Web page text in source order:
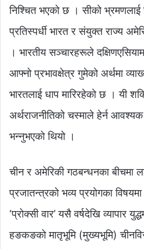
निश्चित भएको छ । सीको भ्रमणलाई
प्रतिस्पर्धी भारत र संयुक्त राज्य
। भारतीय सञ्चारहरूले
आफ्नो प्रभावक्षेत्र गुमेको अर्थमा
भारतलाई धाप मारिरहेको छ । यी
अर्थराजनीतिको चस्माले हेर्न
भन्नुभएको थियो ।
चीन र अमेरिकी गठबन्धनका बीचमा
प्रजातन्त्रको भव्य प्रयोगका
‘प्रोक्सी वार’ यसै वर्षदेखि व्यापार
हङकङको मातृभूमि (मुख्यभूमि)